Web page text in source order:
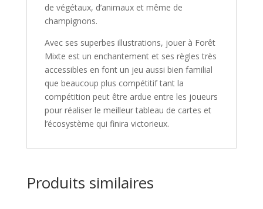
de végétaux, d’animaux et même de
champignons.
Avec ses superbes illustrations, jouer à Forêt
Mixte est un enchantement et ses règles très
accessibles en font un jeu aussi bien familial
que beaucoup plus compétitif tant la
compétition peut être ardue entre les joueurs
pour réaliser le meilleur tableau de cartes et
l’écosystème qui finira victorieux.
Produits similaires